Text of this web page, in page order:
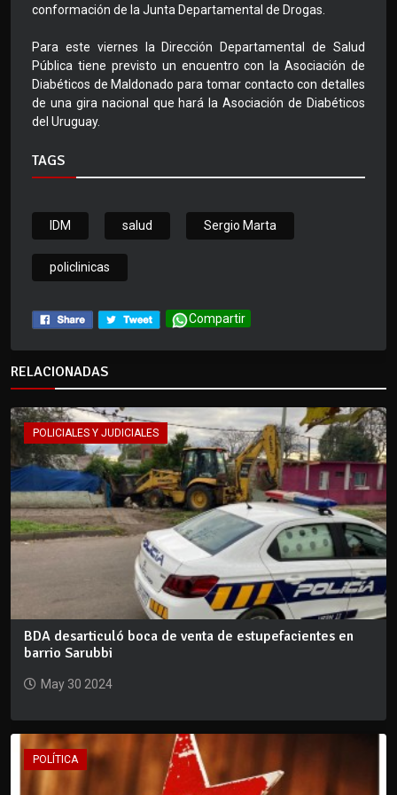
conformación de la Junta Departamental de Drogas.
Para este viernes la Dirección Departamental de Salud
Pública tiene previsto un encuentro con la Asociación de
Diabéticos de Maldonado para tomar contacto con detalles
de una gira nacional que hará la Asociación de Diabéticos
del Uruguay.
TAGS
IDM salud Sergio Marta
policlinicas
Compartir
RELACIONADAS
POLICIALES Y JUDICIALES
BDA desarticuló boca de venta de estupefacientes en
barrio Sarubbi
May 30 2024
POLÍTICA